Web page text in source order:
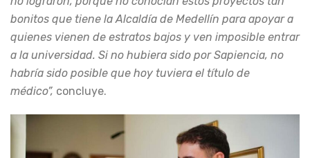
bonitos que tiene la Alcaldía de Medellín para apoyar a
quienes vienen de estratos bajos y ven imposible entrar
a la universidad. Si no hubiera sido por Sapiencia, no
habría sido posible que hoy tuviera el título de
médico”, concluye.